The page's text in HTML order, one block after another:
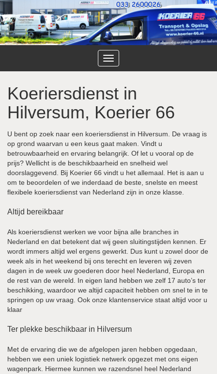
Toggle
navigation
Koeriersdienst in
Hilversum, Koerier 66
U bent op zoek naar een koeriersdienst in Hilversum. De vraag is
op grond waarvan u een keus gaat maken. Vindt u
betrouwbaarheid en ervaring belangrijk. Of let u vooral op de
prijs? Wellicht is de beschikbaarheid en snelheid wel
doorslaggevend. Bij Koerier 66 vindt u het allemaal. Het is aan u
om te beoordelen of we inderdaad de beste, snelste en meest
flexibele koeriersdienst van Nederland zijn in onze klasse.
Altijd bereikbaar
Als koeriersdienst werken we voor bijna alle branches in
Nederland en dat betekent dat wij geen sluitingstijden kennen. Er
wordt immers altijd wel ergens gewerkt. Dus kunt u zowel door de
week als in het weekend bij ons terecht en leveren wij zeven
dagen in de week uw goederen door heel Nederland, Europa en
de rest van de wereld. In eigen land hebben we zelf 17 auto’s ter
beschikking, waardoor we altijd capaciteit hebben om snel te in te
springen op uw vraag. Ook onze klantenservice staat altijd voor u
klaar
Ter plekke beschikbaar in Hilversum
Met de ervaring die we de afgelopen jaren hebben opgedaan,
hebben we een uniek logistiek netwerk opgezet met ons eigen
wagenpark. Hiermee kunnen we razendsnel heel Nederland